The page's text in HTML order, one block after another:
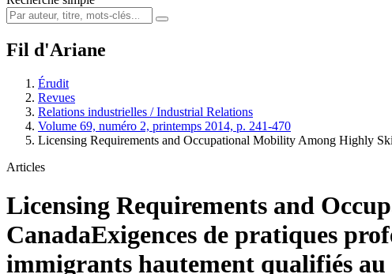
Fil d'Ariane
Érudit
Revues
Relations industrielles / Industrial Relations
Volume 69, numéro 2, printemps 2014, p. 241-470
Licensing Requirements and Occupational Mobility Among Highly
Articles
Licensing Requirements and
CanadaExigences de pratiques
immigrants hautement qualifiés au